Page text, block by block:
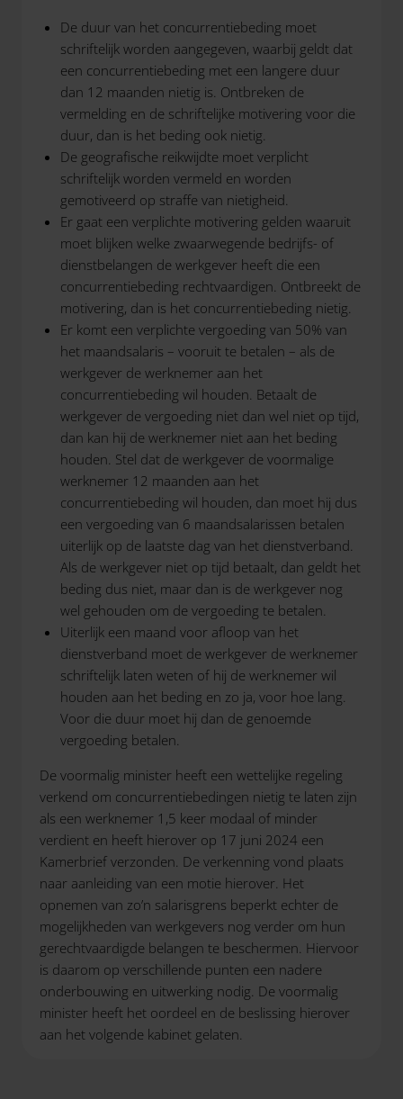
De duur van het concurrentiebeding moet
schriftelijk worden aangegeven, waarbij geldt dat
een concurrentiebeding met een langere duur
dan 12 maanden nietig is. Ontbreken de
vermelding en de schriftelijke motivering voor die
duur, dan is het beding ook nietig.
De geografische reikwijdte moet verplicht
schriftelijk worden vermeld en worden
gemotiveerd op straffe van nietigheid.
Er gaat een verplichte motivering gelden waaruit
moet blijken welke zwaarwegende bedrijfs- of
dienstbelangen de werkgever heeft die een
concurrentiebeding rechtvaardigen. Ontbreekt de
motivering, dan is het concurrentiebeding nietig.
Er komt een verplichte vergoeding van 50% van
het maandsalaris – vooruit te betalen – als de
werkgever de werknemer aan het
concurrentiebeding wil houden. Betaalt de
werkgever de vergoeding niet dan wel niet op tijd,
dan kan hij de werknemer niet aan het beding
houden. Stel dat de werkgever de voormalige
werknemer 12 maanden aan het
concurrentiebeding wil houden, dan moet hij dus
een vergoeding van 6 maandsalarissen betalen
uiterlijk op de laatste dag van het dienstverband.
Als de werkgever niet op tijd betaalt, dan geldt het
beding dus niet, maar dan is de werkgever nog
wel gehouden om de vergoeding te betalen.
Uiterlijk een maand voor afloop van het
dienstverband moet de werkgever de werknemer
schriftelijk laten weten of hij de werknemer wil
houden aan het beding en zo ja, voor hoe lang.
Voor die duur moet hij dan de genoemde
vergoeding betalen.
De voormalig minister heeft een wettelijke regeling
verkend om concurrentiebedingen nietig te laten zijn
als een werknemer 1,5 keer modaal of minder
verdient en heeft hierover op 17 juni 2024 een
Kamerbrief verzonden. De verkenning vond plaats
naar aanleiding van een motie hierover. Het
opnemen van zo’n salarisgrens beperkt echter de
mogelijkheden van werkgevers nog verder om hun
gerechtvaardigde belangen te beschermen. Hiervoor
is daarom op verschillende punten een nadere
onderbouwing en uitwerking nodig. De voormalig
minister heeft het oordeel en de beslissing hierover
aan het volgende kabinet gelaten.